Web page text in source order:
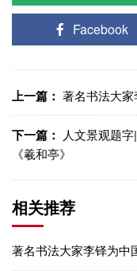
Facebook
上一篇： 著名书法大家
下一篇： 人文景观题
《羲和亭》
相关推荐
著名书法大家李铎为中